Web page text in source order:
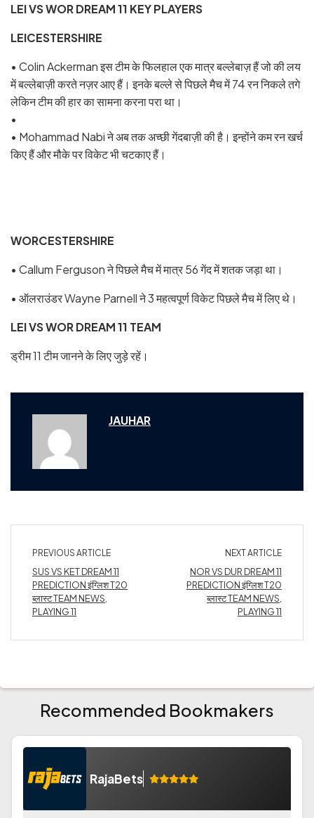
LEI VS WOR DREAM 11 KEY PLAYERS
LEICESTERSHIRE
• Colin Ackerman इस टीम के फिलहाल एक मात्र बल्लेबाज़ हैं जो की लय
में बल्लेबाज़ी करते नज़र आए हैं। इनके बल्ले से पिछले मैच में 74 रन निकले तगे
लेकिन टीम की हार का सामना करना परा था।
•
• Mohammad Nabi ने अब तक अच्छी गेंदबाज़ी की है। इन्होंने कम रन खर्च
किए हैं और मौके पर विकेट भी चटकाए हैं।
WORCESTERSHIRE
• Callum Ferguson ने पिछले मैच में मात्र 56 गेंद में शतक जड़ा था।
• ऑलराउंडर Wayne Parnell ने 3 महत्वपूर्ण विकेट पिछले मैच में लिए थे।
LEI VS WOR DREAM 11 TEAM
ड्रीम 11 टीम जानने के लिए जुड़े रहें।
JAUHAR
PREVIOUS ARTICLE
SUS VS KET DREAM 11
PREDICTION इंग्लिश T20
ब्लास्ट TEAM NEWS,
PLAYING 11
NEXT ARTICLE
NOR VS DUR DREAM 11
PREDICTION इंग्लिश T20
ब्लास्ट TEAM NEWS,
PLAYING 11
Recommended Bookmakers
RajaBets